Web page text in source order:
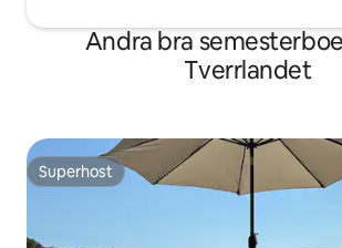
Andra bra
Tverrlandet
Superhost
Superhost